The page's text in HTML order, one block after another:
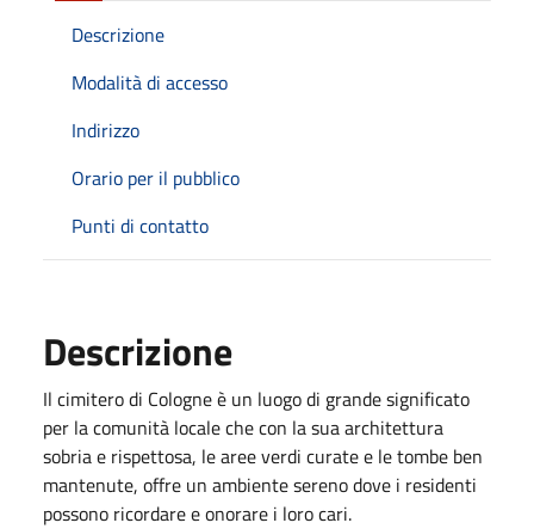
Descrizione
Modalità di accesso
Indirizzo
Orario per il pubblico
Punti di contatto
Descrizione
Il cimitero di Cologne è un luogo di grande significato
per la comunità locale che con la sua architettura
sobria e rispettosa, le aree verdi curate e le tombe ben
mantenute, offre un ambiente sereno dove i residenti
possono ricordare e onorare i loro cari.